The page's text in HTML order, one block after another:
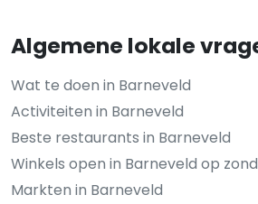
Algemene lokale
Wat te doen in Barneveld
Activiteiten in Barneveld
Beste restaurants in Barneveld
Winkels open in Barneveld op
Markten in Barneveld